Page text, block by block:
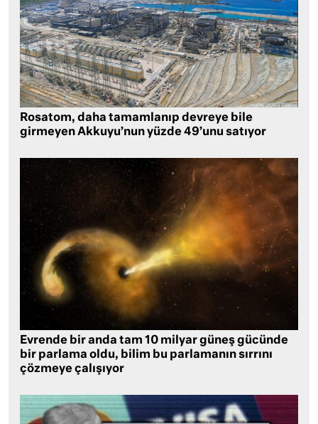
Rosatom, daha tamamlanıp devreye bile
girmeyen Akkuyu’nun yüzde 49’unu satıyor
Evrende bir anda tam 10 milyar güneş gücünde
bir parlama oldu, bilim bu parlamanın sırrını
çözmeye çalışıyor